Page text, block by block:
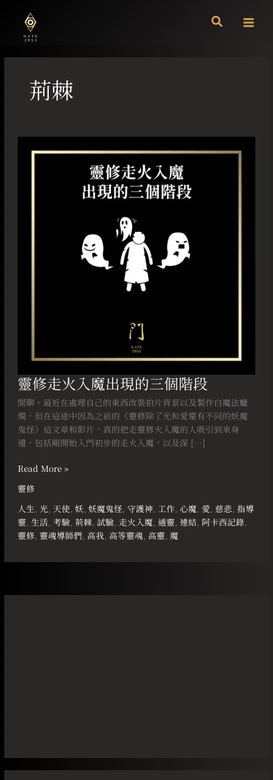
內
荊棘
靈修走火入魔出現的三個階段
閒聊。最近在處理自己的東西改裝拍片背景以及製作白魔法蠟
燭，但在這途中因為之前的《靈修除了光和愛還有不同的妖魔
鬼怪》這文章和影片，真的把走靈修火入魔的人吸引到來身
邊，包括剛開始入門初步的走火入魔，以及深 […]
Read More »
靈修
人生 , 光, 天使,妖,妖魔鬼怪,守護神, 工作,心魔, 愛,慈悲,指導
靈,生活,考驗,荊棘,試驗, 走火入魔, 通靈, 連結, 阿卡西記錄,
靈修,靈魂導師們, 高我, 高等靈魂, 高靈, 魔